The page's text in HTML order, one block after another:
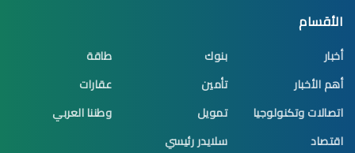
الأقسام
أخبار
أهم الأخبار
اتصالات وتكنولوجيا
اقتصاد
بنوك
تأمين
تمويل
سلايدر رئيسي
طاقة
عقارات
وطننا العربي